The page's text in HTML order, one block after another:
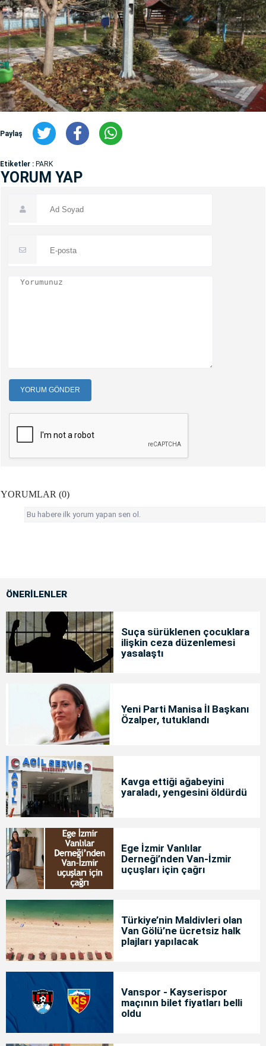
Paylaş
Etiketler : PARK
YORUM YAP
YORUM GÖNDER
YORUMLAR (0)
Bu habere ilk yorum yapan sen ol.
ÖNERİLENLER
Suça sürüklenen çocuklara
ilişkin ceza düzenlemesi
yasalaştı
Yeni Parti Manisa İl Başkanı
Özalper, tutuklandı
Kavga ettiği ağabeyini
yaraladı, yengesini öldürdü
Ege İzmir Vanlılar
Derneği’nden Van-İzmir
uçuşları için çağrı
Türkiye’nin Maldivleri olan
Van Gölü’ne ücretsiz halk
plajları yapılacak
Vanspor - Kayserispor
maçının bilet fiyatları belli
oldu